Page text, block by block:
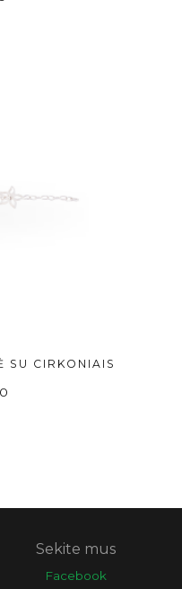
SU CIRKONIAIS
Sekite mus
Facebook